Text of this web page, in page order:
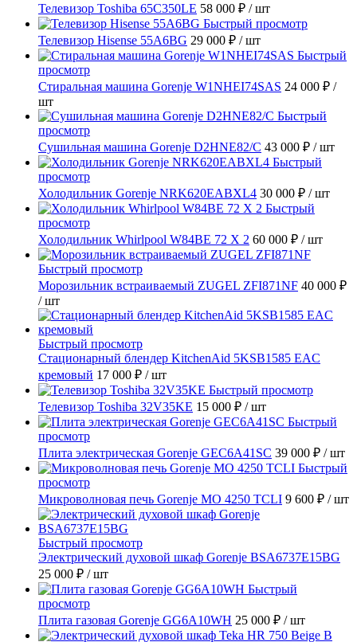
Телевизор Toshiba 65C350LE 58 000 ₽ / шт
Быстрый просмотр
Телевизор Hisense 55A6BG 29 000 ₽ / шт
Быстрый
просмотр
Стиральная машина Gorenje W1NHEI74SAS 24 000 ₽ /
шт
Быстрый
просмотр
Сушильная машина Gorenje D2HNE82/C 43 000 ₽ / шт
Быстрый
просмотр
Холодильник Gorenje NRK620EABXL4 30 000 ₽ / шт
Быстрый
просмотр
Холодильник Whirlpool W84BE 72 X 2 60 000 ₽ / шт
Быстрый просмотр
Морозильник встраиваемый ZUGEL ZFI871NF 40 000 ₽
/ шт
Быстрый просмотр
Стационарный блендер KitchenAid 5KSB1585 EAC
кремовый 17 000 ₽ / шт
Быстрый просмотр
Телевизор Toshiba 32V35KE 15 000 ₽ / шт
Быстрый
просмотр
Плита электрическая Gorenje GEC6A41SC 39 000 ₽ / шт
Быстрый
просмотр
Микроволновая печь Gorenje MO 4250 TCLI 9 600 ₽ / шт
Быстрый просмотр
Электрический духовой шкаф Gorenje BSA6737E15BG
25 000 ₽ / шт
Быстрый
просмотр
Плита газовая Gorenje GG6A10WH 25 000 ₽ / шт